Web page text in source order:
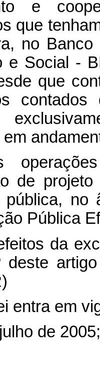
e
que
no
e Social -
que
de
pública, no
Pública
da
deste
entra em
de